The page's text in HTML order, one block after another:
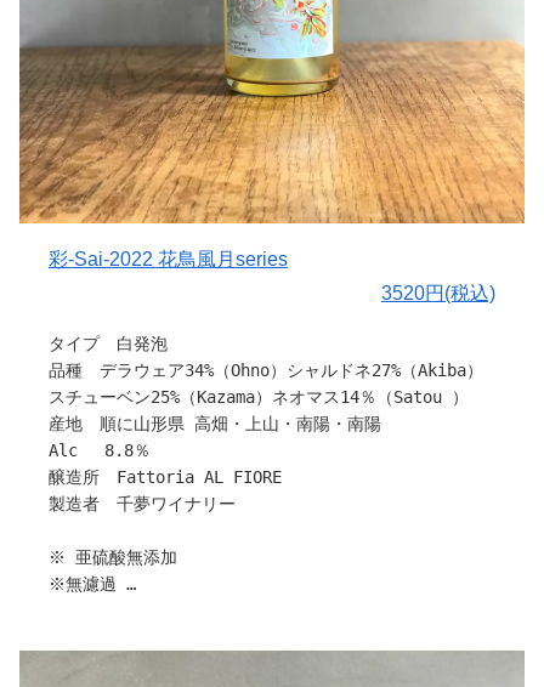
かさや福祉、雇用が抱える問題の一つの解決として耕作放
棄地の開墾を行い「農」に行き着いたそうです。
土起こしからブドウ栽培、醸造まで、一貫して行う大注目
のワイナリーです。
【ブドウについて】
千夢ワイナリーさんは山形県を中心に高品質ワイン用葡萄
を栽培している農家さんの葡萄を使用し、醸造を行ってい
ます。
高畠町のレジェンド生産者 葡萄が大好きな大野さんと、
上山市の新鋭生産者 岩瀬さんが育てたびっくりするくら
い美味しいデラウエアを、丁寧にじっくりと醸しました。
【醸造について】
長期醸しにより果皮・種子由来のニュアンスをしっかりと
抽出しつつ、長期醸しの酸化リスク回避と
絞らず取り除いていきました。
結果的には、通常の3割ほど醸造量は減少しました。
毎日優しくお世話して育てたオレンジワインは樽との相性
彩‐Sai‐2022 花鳥風月series
3520円(税込)
タイプ 白発泡
品種 デラウェア34%（Ohno）シャルドネ27%（Akiba）
スチューベン25%（Kazama）ネオマス14％（Satou ）
産地 順に山形県 高畑・上山・南陽・南陽
Alc 8.8％
醸造所 Fattoria AL FIORE
製造者 千夢ワイナリー
※ 亜硫酸無添加
※無濾過